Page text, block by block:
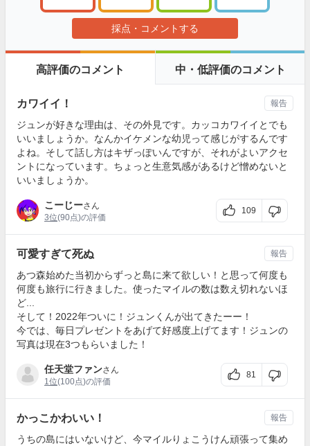
採点・コメントする
高評価のコメント 中・低評価のコメント
カワイイ！
ジュンが好きな理由は、その外見です。カッコカワイイとでも
いいましょうか。なんかイケメンな幼児って感じがするんです
よね。そして話し方はキザっぽいんですが、それがよいアクセ
ントになっています。ちょっと生意気感があるけど憎めないと
いいましょうか。
こーじーさん
3位(90点)の評価
109
報告
可愛すぎて死ぬ
あつ森始めた当初からずっと島に来て欲しい！と思って何度も
何度も旅行に行きました。使ったマイルの数は数え切れないほ
ど...
そして！2022年ついに！ジュンくんが出てきたーー！
今では、毎日プレゼントをあげて好感度上げてます！ジュンの
写真は現在3つもらいました！
任天堂ファンさん
1位(100点)の評価
81
報告
かっこかわいい！
うちの島にはいないけど、今マイルりょこうけん頑張って集め
報告